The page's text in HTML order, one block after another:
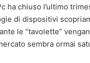
ha chiuso l’ultimo
di dispositivi
le “tavolette”
sembra ormai